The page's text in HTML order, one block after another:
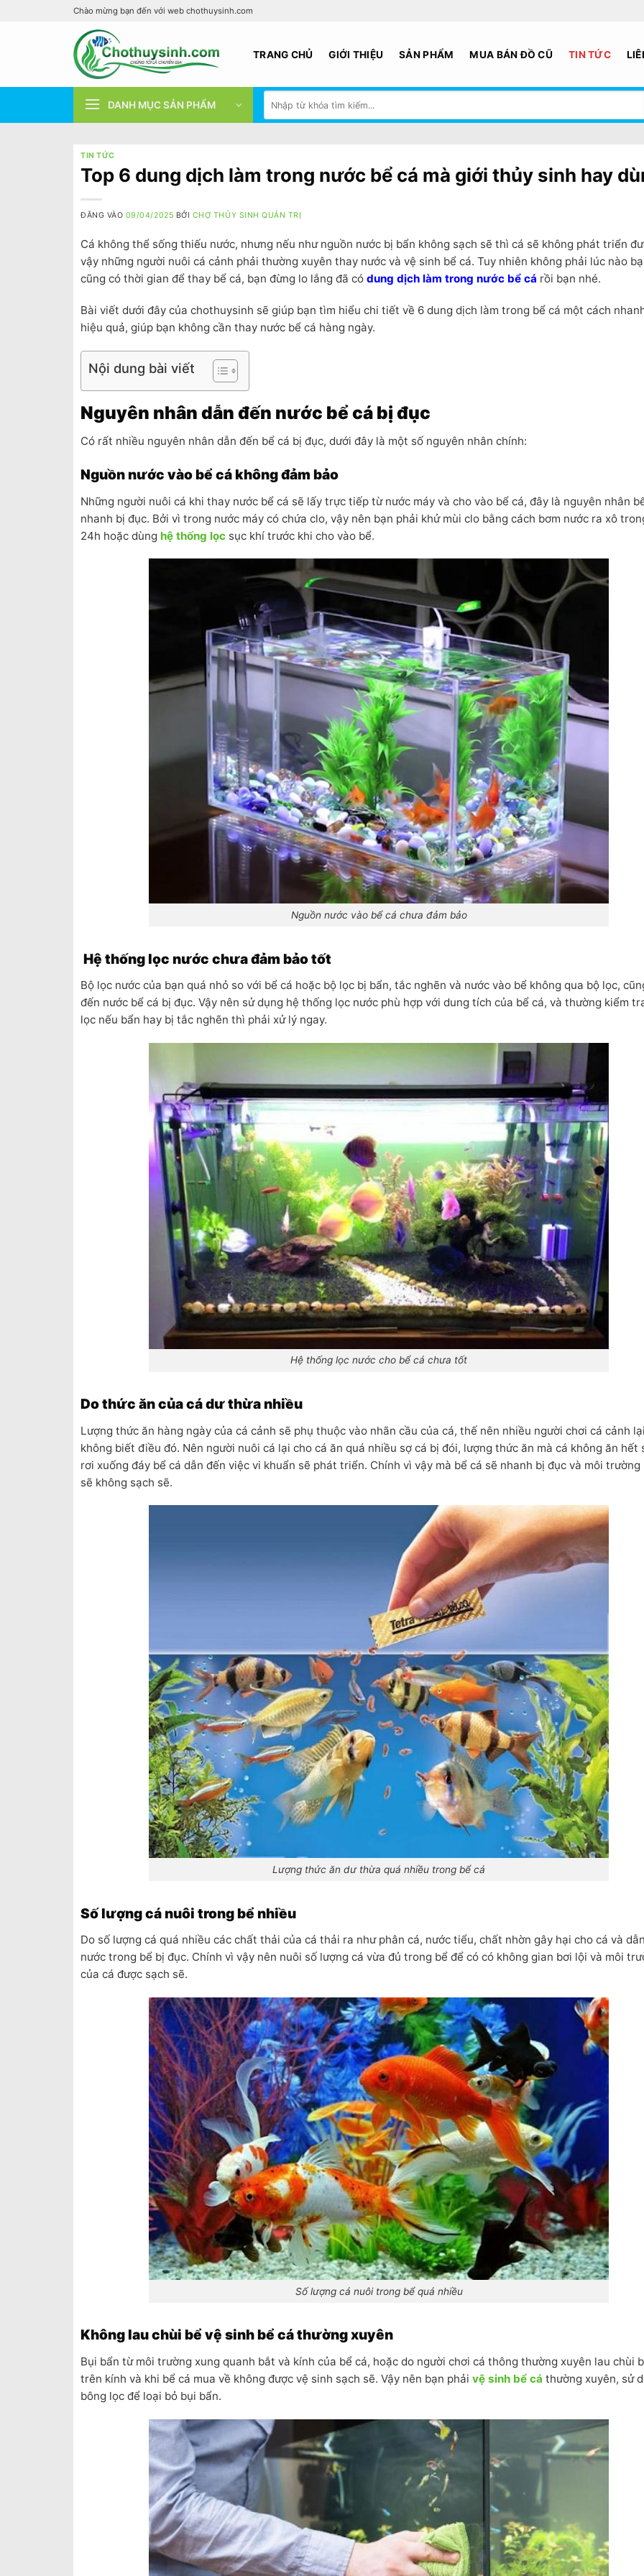
Chào mừng bạn đến với web chothuysinh.com
TRANG CHỦ GIỚI THIỆU SẢN PHẨM MUA BÁN ĐỒ CŨ TIN TỨC
DANH MỤC SẢN PHẨM
kiếm:
TIN TỨC
Top 6 dung dịch làm trong nước bể cá mà giới thủy sinh hay
ĐĂNG VÀO 09/04/2025 BỞI CHỢ THỦY SINH QUẢN TRỊ
Cá không thể sống thiếu nước, nhưng nếu như nguồn nước bị bẩn không sạch sẽ thì cá sẽ không phát triển
vậy những người nuôi cá cảnh phải thường xuyên thay nước và vệ sinh bể cá. Tuy nhiên không phải lúc nào
cũng có thời gian để thay bể cá, bạn đừng lo lắng đã có dung dịch làm trong nước bể cá rồi bạn nhé.
Bài viết dưới đây của chothuysinh sẽ giúp bạn tìm hiểu chi tiết về 6 dung dịch làm trong bể cá một cách
hiệu quả, giúp bạn không cần thay nước bể cá hàng ngày.
Nội dung bài viết
Nguyên nhân dẫn đến nước bể cá bị đục
Có rất nhiều nguyên nhân dẫn đến bể cá bị đục, dưới đây là một số nguyên nhân chính:
Nguồn nước vào bể cá không đảm bảo
Những người nuôi cá khi thay nước bể cá sẽ lấy trực tiếp từ nước máy và cho vào bể cá, đây là nguyên nhân
nhanh bị đục. Bởi vì trong nước máy có chứa clo, vậy nên bạn phải khử mùi clo bằng cách bơm nước ra xô
24h hoặc dùng hệ thống lọc sục khí trước khi cho vào bể.
Nguồn nước vào bể cá chưa đảm bảo
Hệ thống lọc nước chưa đảm bảo tốt
Bộ lọc nước của bạn quá nhỏ so với bể cá hoặc bộ lọc bị bẩn, tắc nghẽn và nước vào bể không qua bộ lọc,
đến nước bể cá bị đục. Vậy nên sử dụng hệ thống lọc nước phù hợp với dung tích của bể cá, và thường kiểm
lọc nếu bẩn hay bị tắc nghẽn thì phải xử lý ngay.
Hệ thống lọc nước cho bể cá chưa tốt
Do thức ăn của cá dư thừa nhiều
Lượng thức ăn hàng ngày của cá cảnh sẽ phụ thuộc vào nhãn cầu của cá, thế nên nhiều người chơi cá cảnh lại
không biết điều đó. Nên người nuôi cá lại cho cá ăn quá nhiều sợ cá bị đói, lượng thức ăn mà cá không ăn hết
rơi xuống đáy bể cá dẫn đến việc vi khuẩn sẽ phát triển. Chính vì vậy mà bể cá sẽ nhanh bị đục và môi trường
sẽ không sạch sẽ.
Lượng thức ăn dư thừa quá nhiều trong bể cá
Số lượng cá nuôi trong bể nhiều
Do số lượng cá quá nhiều các chất thải của cá thải ra như phân cá, nước tiểu, chất nhờn gây hại cho cá và
nước trong bể bị đục. Chính vì vậy nên nuôi số lượng cá vừa đủ trong bể để có có không gian bơi lội và môi
của cá được sạch sẽ.
Số lượng cá nuôi trong bể quá nhiều
Không lau chùi bể vệ sinh bể cá thường xuyên
Bụi bẩn từ môi trường xung quanh bắt và kính của bể cá, hoặc do người chơi cá thông thường xuyên lau chùi
trên kính và khi bể cá mua về không được vệ sinh sạch sẽ. Vậy nên bạn phải vệ sinh bể cá thường xuyên, sử
bông lọc để loại bỏ bụi bẩn.